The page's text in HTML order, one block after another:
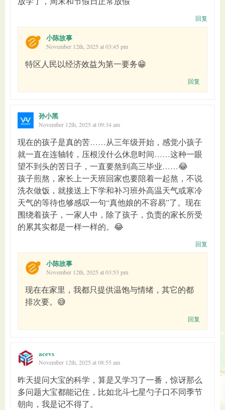
回复
小陈故事
November 12th, 2025 at 03:45 pm
特区人民以经济效益为第一要务😁
回复
孙小黑
November 12th, 2025 at 09:34 am
现在的孩子是真的苦……从三年级开始，感觉小孩子
就一直在连轴转，压根没什么休息时间……这种一眼
望不到头的苦日子，一直要熬到高三毕业……😂
孩子煎熬，家长上一天班回家也要陪着一起熬，不说
洗衣做饭，就接送上下学和补习班外高温天气或寒冷
天气的等待也够感叹一句“真他娘的不容易”了。现在
围绕着孩子，一家人中，除了孩子，负责的家长所受
的累其实都是一样一样的。😂
回复
小陈故事
November 12th, 2025 at 03:53 pm
现在在家里，我都只提供温饱与情绪，其它的都
排次要。😅
回复
acevs
November 12th, 2025 at 08:55 am
昨天提问大宝的科学，算是又学习了一番，惊讶那么
多问题大宝都能记住，比如北斗七星勺子口不同季节
朝向，我是记不得了。